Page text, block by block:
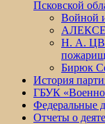
Псковской
Войной
Н. А.
Бирюк
История
ГБУК
Федеральные
Отчеты о